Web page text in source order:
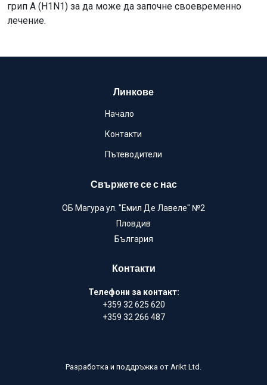
грип A (H1N1) за да може да започне своевременно
лечение.
Линкове
Начало
Контакти
Пътеводители
Свържете се с нас
ОБ Магура ул. "Емил Де Лавеле" №2
Пловдив
България
Контакти
Телефони за контакт:
+359 32 625 620
+359 32 266 487
Разработка и поддръжка от Arikt Ltd.